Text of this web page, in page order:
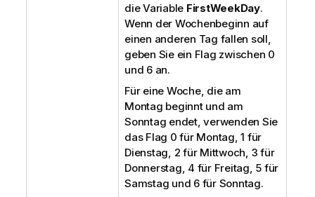
die Variable FirstWeekDay.
Wenn der Wochenbeginn auf
einen anderen Tag fallen soll,
geben Sie ein Flag zwischen 0
und 6 an.
Für eine Woche, die am
Montag beginnt und am
Sonntag endet, verwenden Sie
das Flag 0 für Montag, 1 für
Dienstag, 2 für Mittwoch, 3 für
Donnerstag, 4 für Freitag, 5 für
Samstag und 6 für Sonntag.